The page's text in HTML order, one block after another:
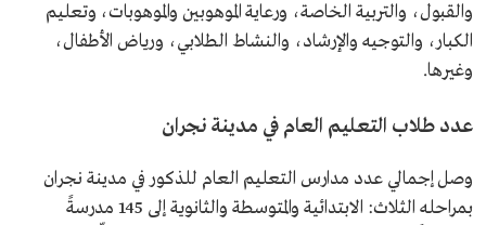
والقبول، والتربية الخاصة، ورعاية الموهوبين والموهوبات، وتعليم
الكبار، والتوجيه والإرشاد، والنشاط الطلابي، ورياض الأطفال،
وغيرها.
عدد طلاب التعليم العام في مدينة نجران
وصل إجمالي عدد مدارس التعليم العام للذكور في مدينة نجران
بمراحله الثلاث: الابتدائية والمتوسطة والثانوية إلى 145 مدرسةً